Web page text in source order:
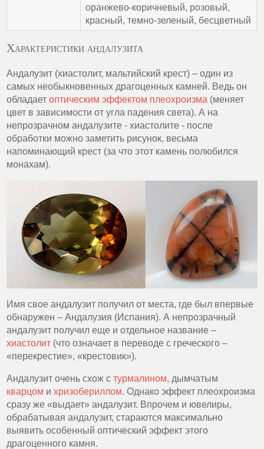
оранжево-коричневый, розовый,
красный, темно-зеленый, бесцветный
Характеристики андалузита
Андалузит (хиастолит, мальтийский крест) – один из
самых необыкновенных драгоценных камней. Ведь он
обладаетоптическим эффектом плеохроизма (меняет
цвет в зависимости от угла падения света). А на
непрозрачном андалузите - хиастолите - после
обработки можно заметить рисунок, весьма
напоминающий крест (за что этот камень полюбился
монахам).
Имя свое андалузит получил от места, где был впервые
обнаружен – Андалузия (Испания). А непрозрачный
андалузит получил еще и отдельное название –
хиастолит (что означает в переводе с греческого –
«перекрестие», «крестовик»).
Андалузит очень схож стурмалином, дымчатым
кварцом ихризобериллом. Однако эффект плеохроизма
сразу же «выдает» андалузит. Впрочем и ювелиры,
обрабатывая андалузит, стараются максимально
выявить особенный оптический эффект этого
драгоценного камня.